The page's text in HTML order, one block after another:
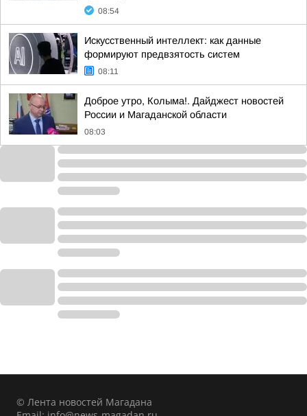
08:54
Искусственный интеллект: как данные
формируют предвзятость систем
08:11
Доброе утро, Колыма!. Дайджест новостей
России и Магаданской области
08:03
© Лента новостей Магадана